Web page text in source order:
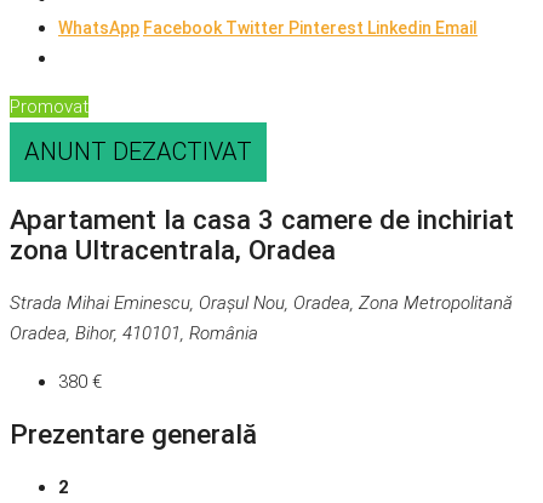
WhatsApp FacebookTwitter Pinterest Linkedin Email
Promovat
ANUNT DEZACTIVAT
Apartament la casa 3 camere de inchiriat
zona Ultracentrala, Oradea
Strada Mihai Eminescu, Orașul Nou, Oradea, Zona Metropolitană
Oradea, Bihor, 410101, România
380 €
Prezentare generală
2